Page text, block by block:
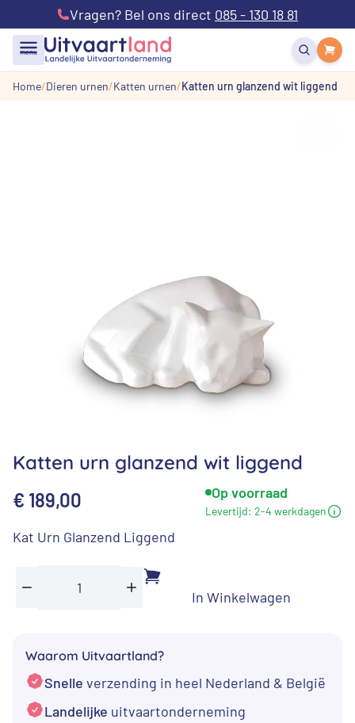
Vragen? Bel ons direct 085 - 130 18 81
menu
Home Dieren urnen Katten urnen Katten urn glanzend wit liggend
Katten urn glanzend wit liggend
€ 189,00 Op voorraad
Levertijd: 2-4 werkdagen
Kat Urn Glanzend Liggend
wit
liggend
aantal
In Winkelwagen
Waarom Uitvaartland?
Snelle verzending in heel Nederland & België
Landelijke uitvaartonderneming